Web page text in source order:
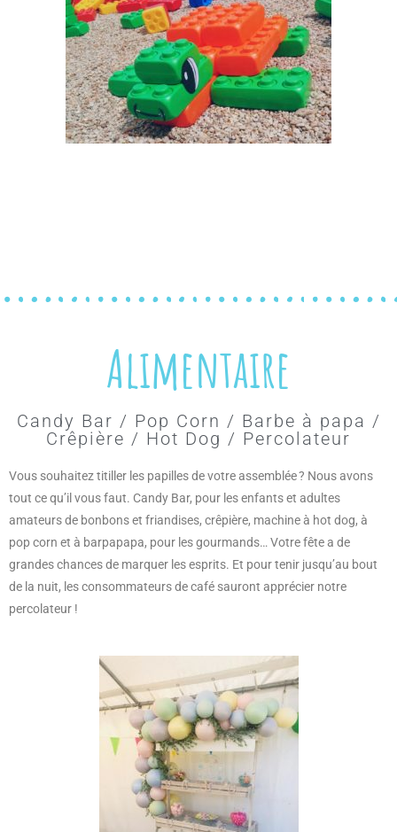
Alimentaire
Candy Bar / Pop Corn / Barbe à papa /
Crêpière / Hot Dog / Percolateur
Vous souhaitez titiller les papilles de votre assemblée ? Nous avons
tout ce qu’il vous faut. Candy Bar, pour les enfants et adultes
amateurs de bonbons et friandises, crêpière, machine à hot dog, à
pop corn et à barpapapa, pour les gourmands… Votre fête a de
grandes chances de marquer les esprits. Et pour tenir jusqu’au bout
de la nuit, les consommateurs de café sauront apprécier notre
percolateur !